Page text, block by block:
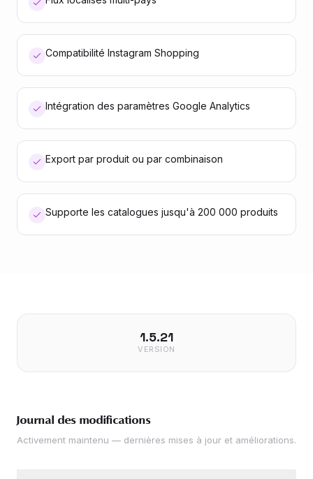
Compatibilité Instagram Shopping
Intégration des paramètres Google Analytics
Export par produit ou par combinaison
Supporte les catalogues jusqu'à 200 000 produits
1.5.21
VERSION
Journal des modifications
Activement maintenu — dernières mises à jour et améliorations.